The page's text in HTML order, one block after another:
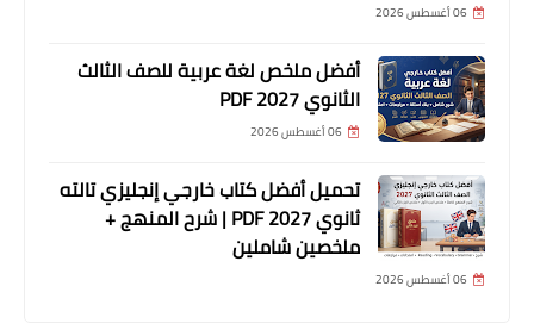
06 أغسطس 2026
أفضل ملخص لغة عربية للصف الثالث
الثانوي 2027 PDF
06 أغسطس 2026
تحميل أفضل كتاب خارجي إنجليزي تالته
ثانوي 2027 PDF | شرح المنهج +
ملخصين شاملين
06 أغسطس 2026